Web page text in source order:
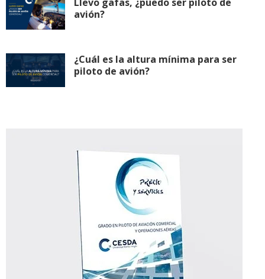
avión?
¿Cuál es la altura mínima para ser
piloto de avión?